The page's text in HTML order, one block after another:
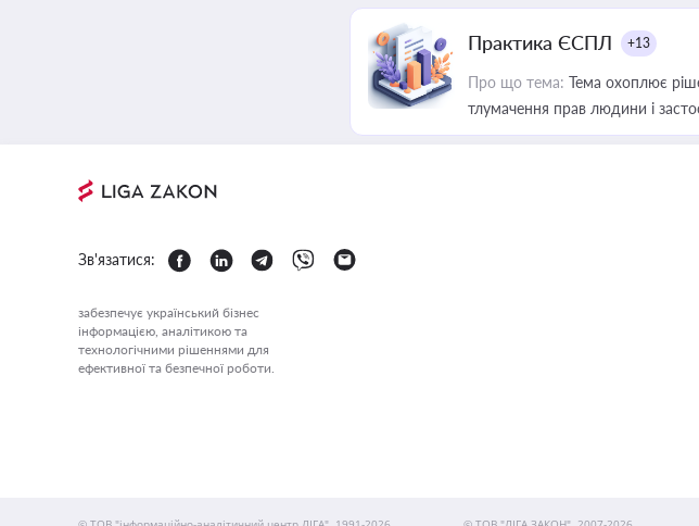
Практика ЄСПЛ +13
Про що тема: Тема охоплює
тлумачення прав людини і
Зв'язатися:
забезпечує український бізнес
інформацією, аналітикою та
технологічними рішеннями для
ефективної та безпечної роботи.